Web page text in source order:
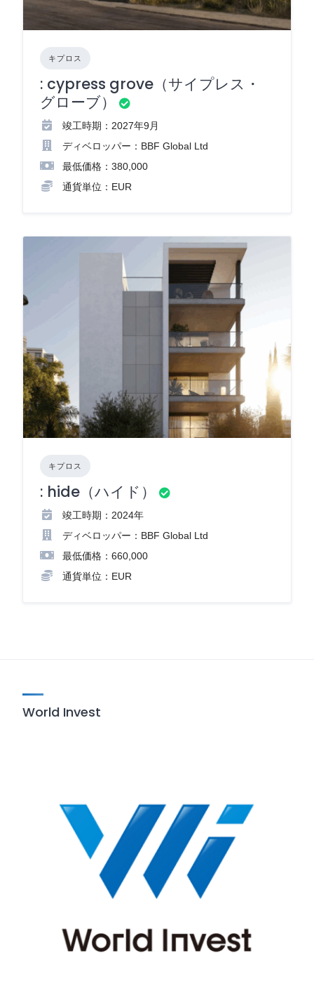
キプロス
: cypress grove（サイプレス・
グローブ）
竣工時期：2027年9月
ディベロッパー：BBF Global Ltd
最低価格：380,000
通貨単位：EUR
キプロス
: hide（ハイド）
竣工時期：2024年
ディベロッパー：BBF Global Ltd
最低価格：660,000
通貨単位：EUR
World Invest